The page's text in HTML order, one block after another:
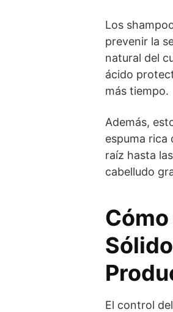
Los
prevenir la
natural del
ácido
más tiempo.
Además,
espuma rica
raíz hasta
cabelludo
El control del